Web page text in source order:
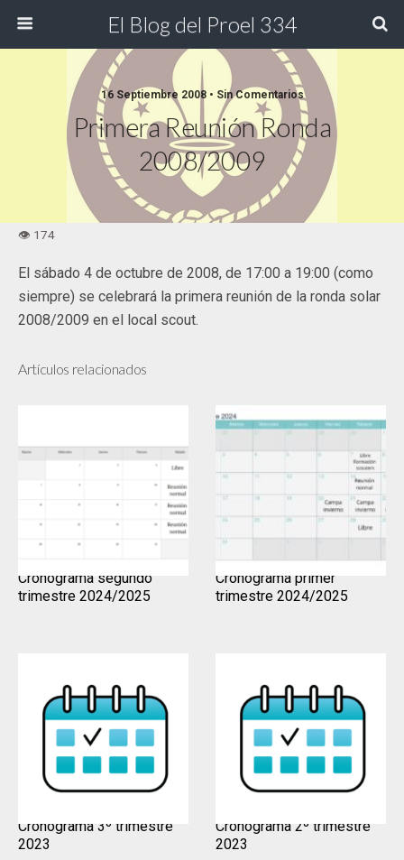
El Blog del Proel 334
16 Septiembre 2008 • Sin Comentarios
Primera Reunión Ronda
2008/2009
El sábado 4 de octubre de 2008, de 17:00 a 19:00 (como
siempre) se celebrará la primera reunión de la ronda solar
2008/2009 en el local scout.
Artículos relacionados
Cronograma segundo
trimestre 2024/2025
Cronograma primer
trimestre 2024/2025
Cronograma 3º trimestre
2023
Cronograma 2º trimestre
2023